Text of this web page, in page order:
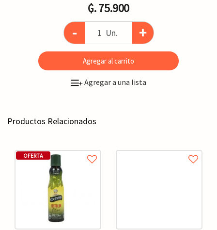
₲. 75.900
- Un. +
Agregar al carrito
+Agregar a una lista
Productos Relacionados
OFERTA